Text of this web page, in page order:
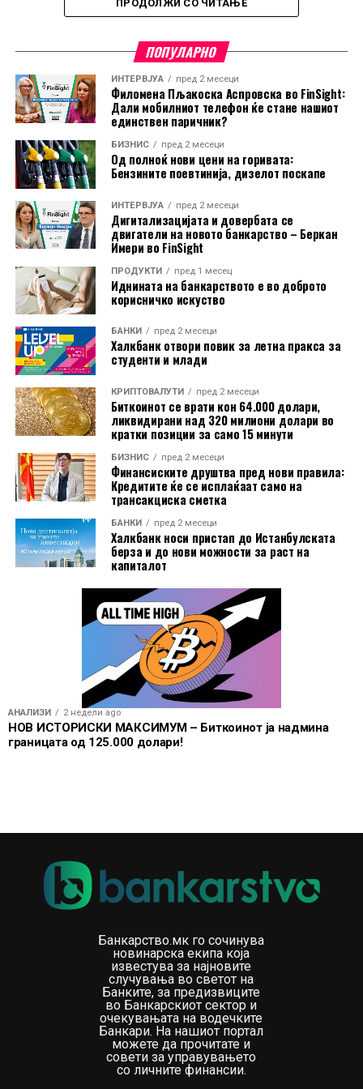
Деца, наградите изнесуваат 8.000 денари за прво,
додека во категоријата Млади, прво- и
третопласираните 3.000 денари. За најуспешните три
тима се предвидени дипломи и медали, како
признание за тимскиот дух и заедничкиот успех.
Со Халк Вело Грин, Халкбанк уште еднаш испраќа
порака дека спортот, здравите навики, грижата за
природата и солидарноста можат да се спојат во еден
настан што секоја година инспирира сè поголем број
учесници.
Од НЛБ Банка ги потсетуваат клиентите дека
средствата можат да ги користат и безготовински, за
плаќање во продажната мрежа, како и преку
електронското и мобилното банкарство.
ПРОДОЛЖИ СО ЧИТАЊЕ
ПОПУЛАРНО
ИНТЕРВЈУА пред 2 месеци
Филомена Пљакоска Аспровска во FinSight:
Дали мобилниот телефон ќе стане нашиот
единствен паричник?
БИЗНИС пред 2 месеци
Од полноќ нови цени на горивата:
Бензините поевтинија, дизелот поскапе
ИНТЕРВЈУА пред 2 месеци
Дигитализацијата и довербата се
двигатели на новото банкарство – Беркан
Имери во FinSight
ПРОДУКТИ пред 1 месец
Иднината на банкарството е во доброто
корисничко искуство
БАНКИ пред 2 месеци
Халкбанк отвори повик за летна пракса за
студенти и млади
КРИПТОВАЛУТИ пред 2 месеци
Биткоинот се врати кон 64.000 долари,
ликвидирани над 320 милиони долари во
кратки позиции за само 15 минути
БИЗНИС пред 2 месеци
Финансиските друштва пред нови правила:
Кредитите ќе се исплаќаат само на
трансакциска сметка
БАНКИ пред 2 месеци
Халкбанк носи пристап до Истанбулската
берза и до нови можности за раст на
капиталот
АНАЛИЗИ 2 недели ago
НОВ ИСТОРИСКИ МАКСИМУМ – Биткоинот ја надмина
границата од 125.000 долари!
Банкарство.мк го сочинува
новинарска екипа која
известува за најновите
случувања во светот на
Банките, за предизвиците
во Банкарскиот сектор и
очекувањата на водечките
Банкари. На нашиот портал
можете да прочитате и
совети за управувањето
со личните финансии.